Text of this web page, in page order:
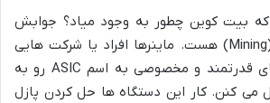
بیت کوین چطور به وجود میاد؟ جوابش
استخراج یا ماینینگ (Mining) هست. ماینرها افراد یا شرکت هایی
هستن که کامپیوترهای قدرتمند و مخصوصی به اسم ASIC رو به
کنن. کار این دستگاه ها حل کردن پازل